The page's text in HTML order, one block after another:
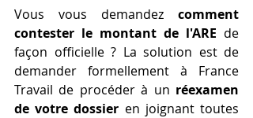
Vous vous demandez comment
contester le montant de l'ARE de
façon officielle ? La solution est de
demander formellement à France
Travail de procéder à un réexamen
de votre dossier en joignant toutes